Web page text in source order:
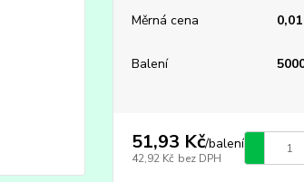
Měrná cena
Balení
51,93 Kč/balení
42,92 Kč bez DPH